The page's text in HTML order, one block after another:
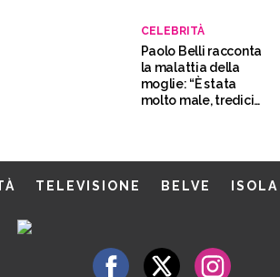
CELEBRITÀ
Paolo Belli racconta
la malattia della
moglie: “È stata
molto male, tredici
TELEVISIONE BELVE